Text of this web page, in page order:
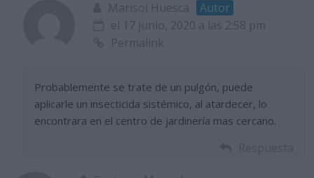
Marisol Huesca
Autor
el 17 junio, 2020 a las 2:58 pm
Permalink
Probablemente se trate de un pulgón, puede
aplicarle un insecticida sistémico, al atardecer, lo
encontrara en el centro de jardinería mas cercano.